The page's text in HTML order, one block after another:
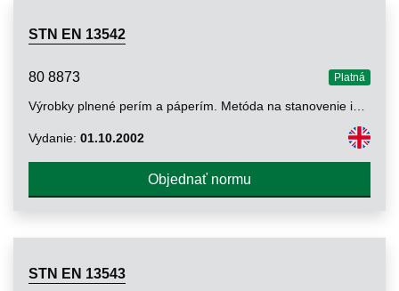
STN EN 13542
80 8873 Platná
Vydanie: 01.10.2002
Objednať normu
STN EN 13543